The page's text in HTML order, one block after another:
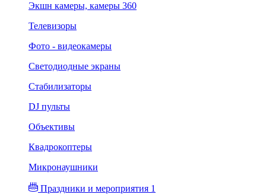
Экшн камеры, камеры 360
Телевизоры
Фото - видеокамеры
Светодиодные экраны
Стабилизаторы
DJ пульты
Объективы
Квадрокоптеры
Микронаушники
Праздники и мероприятия 1